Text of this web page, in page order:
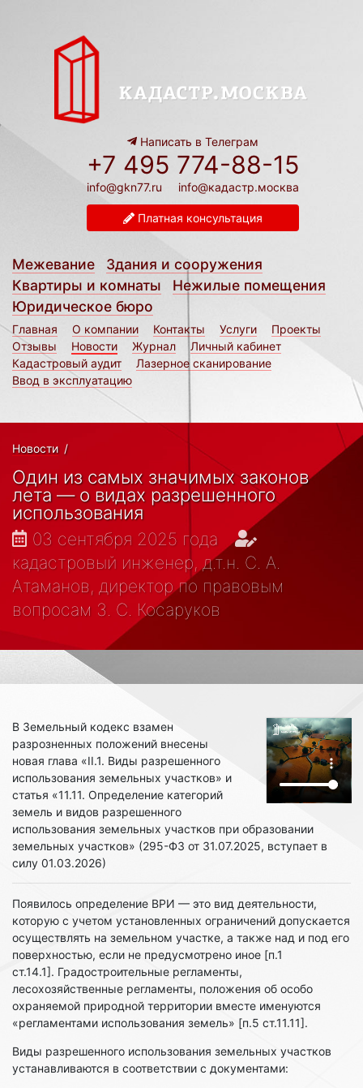
Написать в Телеграм
+7 495 774-88-15
info@gkn77.ru info@кадастр.москва
Платная консультация
Межевание
Здания и сооружения
Квартиры и комнаты
Нежилые помещения
Юридическое бюро
Главная О компании Контакты Услуги
Проекты
Отзывы
Новости Журнал
Личный кабинет
Кадастровый аудит
Лазерное сканирование
Ввод в эксплуатацию
Новости /
Один из самых значимых законов
лета — о видах разрешенного
использования
03 сентября 2025 года
кадастровый инженер, д.т.н. С. А.
Атаманов, директор по правовым
вопросам З. С. Косаруков
В Земельный кодекс взамен
разрозненных положений внесены
новая глава «II.1. Виды разрешенного
использования земельных участков» и
статья «11.11. Определение категорий
земель и видов разрешенного
использования земельных участков при образовании
земельных участков» (295-ФЗ от 31.07.2025, вступает в
силу 01.03.2026)
Появилось определение ВРИ — это вид деятельности,
которую с учетом установленных ограничений допускается
осуществлять на земельном участке, а также над и под его
поверхностью, если не предусмотрено иное [п.1
ст.14.1]. Градостроительные регламенты,
лесохозяйственные регламенты, положения об особо
охраняемой природной территории вместе именуются
«регламентами использования земель» [п.5 ст.11.11].
Виды разрешенного использования земельных участков
устанавливаются в соответствии с документами: